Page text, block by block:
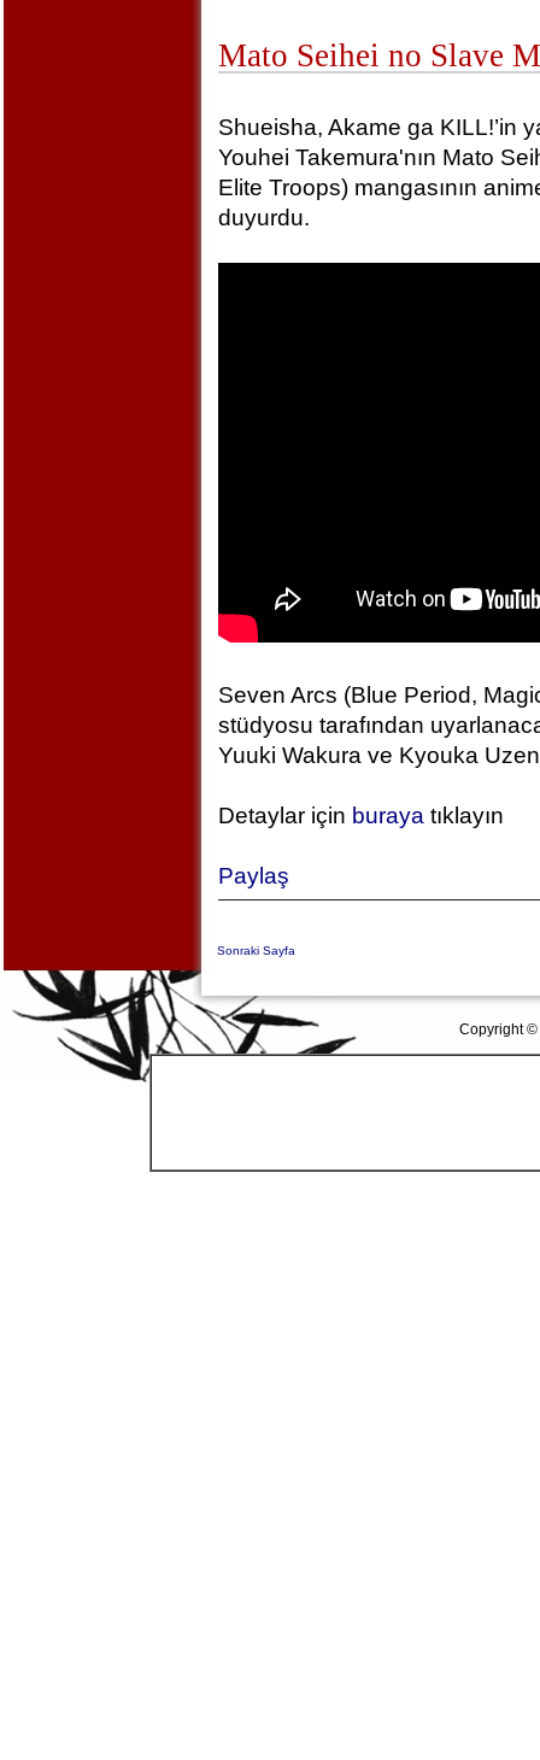
Mato Seihei no Slave
Shueisha, Akame ga KILL!’in
Youhei Takemura'nın Mato
Elite Troops) mangasının
duyurdu.
Seven Arcs (Blue Period,
stüdyosu tarafından
Yuuki Wakura ve Kyouka
Detaylar için buraya tıklayın
Paylaş
Sonraki Sayfa
Copyright ©